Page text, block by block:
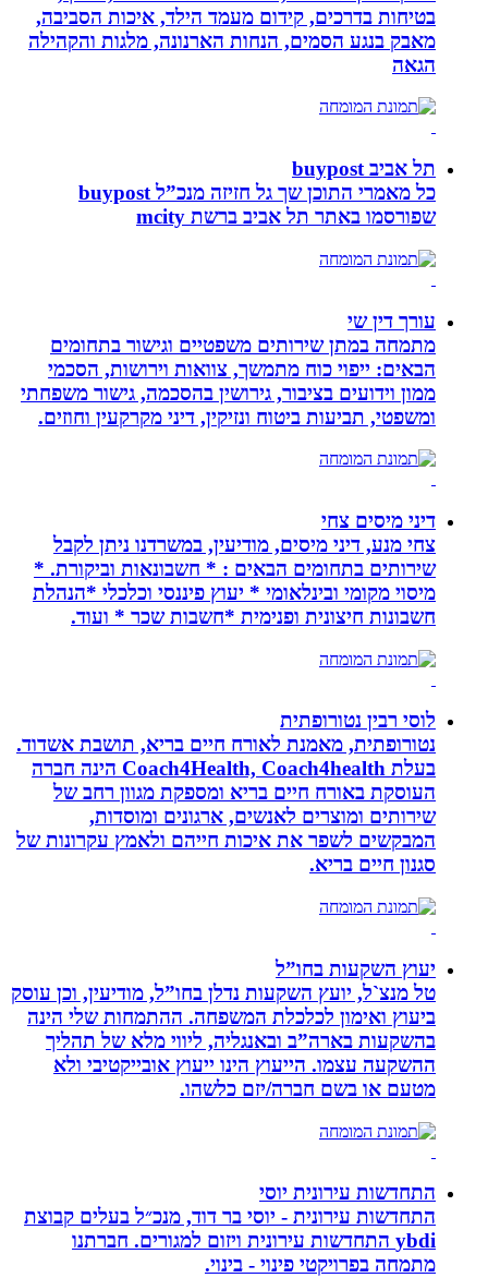
בטיחות בדרכים, קידום מעמד הילד, איכות הסביבה,
מאבק בנגע הסמים, הנחות הארנונה, מלגות והקהילה
תל אביב buypost
כל מאמרי התוכן שך גל חזיזה מנכ”ל buypost
שפורסמו באתר תל אביב ברשת mcity
עורך דין שי
מתמחה במתן שירותים משפטיים וגישור בתחומים
הבאים: ייפוי כוח מתמשך, צוואות וירושות, הסכמי
ממון וידועים בציבור, גירושין בהסכמה, גישור משפחתי
ומשפטי, תביעות ביטוח ונזיקין, דיני מקרקעין וחוזים.
דיני מיסים צחי
צחי מנע, דיני מיסים, מודיעין, במשרדנו ניתן לקבל
שירותים בתחומים הבאים : * חשבונאות וביקורת. *
מיסוי מקומי ובינלאומי * יעוץ פיננסי וכלכלי *הנהלת
חשבונות חיצונית ופנימית *חשבות שכר * ועוד.
לוסי רבין נטורופתית
נטורופתית, מאמנת לאורח חיים בריא, תושבת אשדוד.
בעלת Coach4Health, Coach4health הינה חברה
העוסקת באורח חיים בריא ומספקת מגוון רחב של
שירותים ומוצרים לאנשים, ארגונים ומוסדות,
המבקשים לשפר את איכות חייהם ולאמץ עקרונות של
סגנון חיים בריא.
יעוץ השקעות בחו”ל
טל מנצ`ל, יועץ השקעות נדלן בחו”ל, מודיעין, וכן עוסק
ביעוץ ואימון לכלכלת המשפחה. ההתמחות שלי הינה
בהשקעות בארה”ב ובאנגליה, ליווי מלא של תהליך
ההשקעה עצמו. הייעוץ הינו ייעוץ אובייקטיבי ולא
מטעם או בשם חברה/יזם כלשהו.
התחדשות עירונית יוסי
התחדשות עירונית - יוסי בר דוד, מנכ״ל בעלים קבוצת
ybdi התחדשות עירונית ויזום למגורים. חברתנו
מתמחה בפרויקטי פינוי - בינוי.